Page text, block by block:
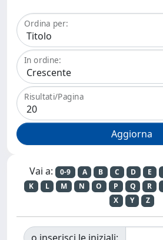
Ordina per:
In ordine:
Risultati/Pagina
Vai a: 0-9 A B C D E
K
L M N O P Q R
X
Y Z
o inserisci le iniziali: